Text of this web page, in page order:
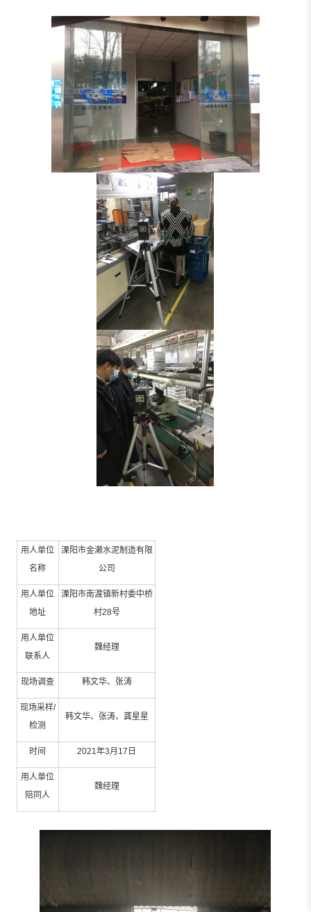
用人单位
名称
溧阳市金濑水泥制造有限
公司
用人单位
地址
溧阳市南渡镇新村委中桥
村28号
用人单位
联系人
魏经理
现场调查 韩文华、张涛
现场采样/
检测
韩文华、张涛、龚星星
时间 2021年3月 17 日
用人单位
陪同人
魏经理